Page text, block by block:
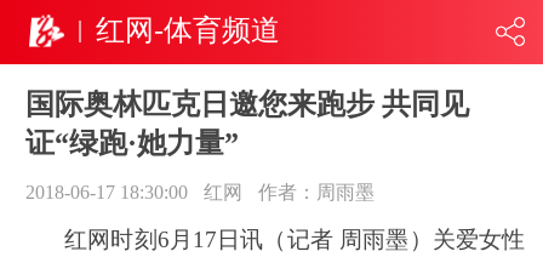
红网-体育频道
国际奥林匹克日邀您来跑步 共同见
证“绿跑·她力量”
2018-06-17 18:30:00 红网 作者：周雨墨
红网时刻6月17日讯（记者 周雨墨）关爱女性